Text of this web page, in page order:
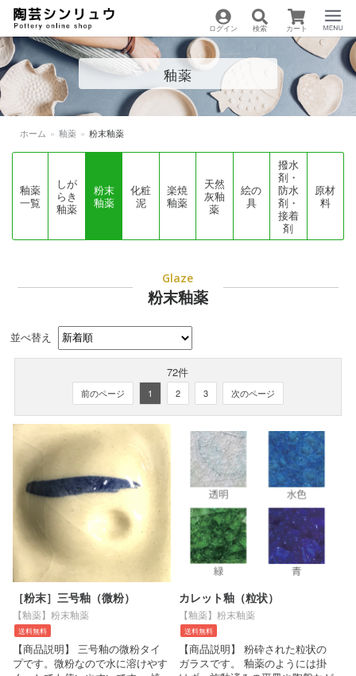
陶芸用品の通販サイト
| 陶芸シンリュウ
ログイン 検索 カート
Menu
釉薬
ホーム » 釉薬 » 粉末釉薬
釉薬
一覧
しが
らき
釉薬
粉末
釉薬
化粧
泥
楽焼
釉薬
天然
灰釉
薬
絵の
具
撥水
剤・
防水
剤・
接着
剤
原材
料
Glaze
粉末釉薬
並べ替え
72件
前のページ 1 2 3 次のページ
［粉末］三号釉（微粉）
【釉薬】粉末釉薬
送料無料
【商品説明】 三号釉の微粉タイ
プです。微粉なので水に溶けやす
カレット釉（粒状）
【釉薬】粉末釉薬
送料無料
【商品説明】 粉砕された粒状の
ガラスです。 釉薬のようには掛